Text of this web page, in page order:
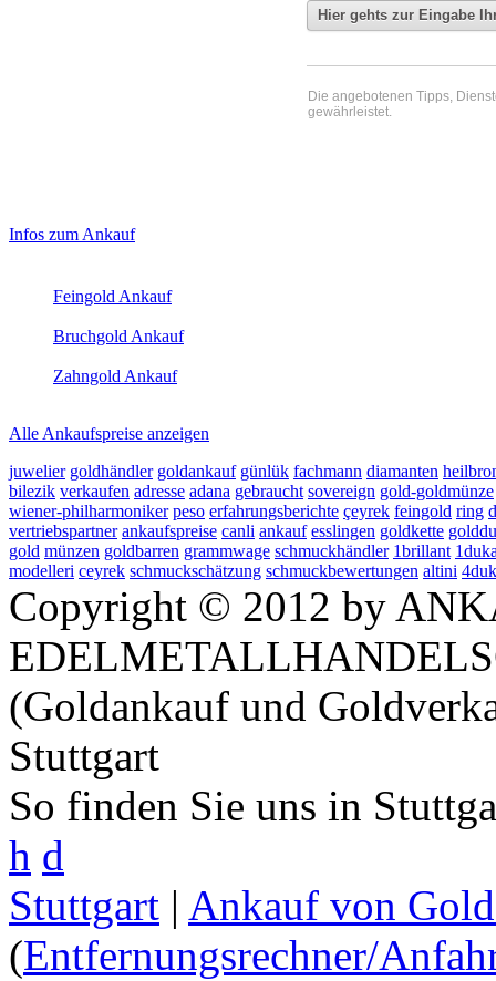
Die angebotenen Tipps,
gewährleistet.
Sidebar
Infos zum Ankauf
Feingold Ankauf
Bruchgold Ankauf
Zahngold Ankauf
Alle Ankaufspreise anzeigen
juwelier goldhändler goldankauf günlük fachmann diamanten
bilezik verkaufen adresse adana gebraucht sovereign gold-goldmünze
wiener-philharmoniker peso erfahrungsberichte çeyrek feingold ring
vertriebspartner ankaufspreise canli ankauf esslingen goldkette
gold münzen goldbarren grammwage schmuckhändler 1brillant
modelleri ceyrek schmuckschätzung schmuckbewertungen altini
Copyright © 2012 by
(Goldankauf und
Stuttgart
So finden Sie uns in
h d
Stuttgart | Ankauf von
(Entfernungsrechner/